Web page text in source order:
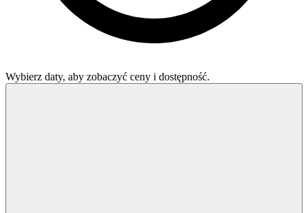
Wybierz daty, aby zobaczyć ceny i dostępność.